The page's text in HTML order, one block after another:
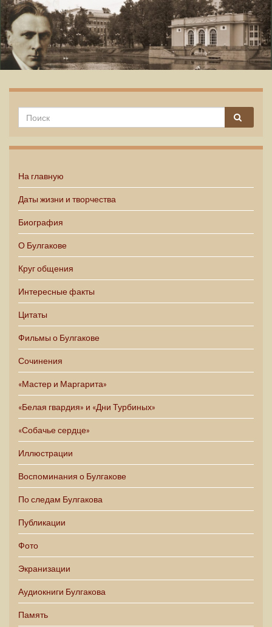
На главную
Даты жизни и творчества
Биография
О Булгакове
Круг общения
Интересные факты
Цитаты
Фильмы о Булгакове
Сочинения
«Мастер и Маргарита»
«Белая гвардия» и «Дни Турбиных»
«Собачье сердце»
Иллюстрации
Воспоминания о Булгакове
По следам Булгакова
Публикации
Фото
Экранизации
Аудиокниги Булгакова
Память